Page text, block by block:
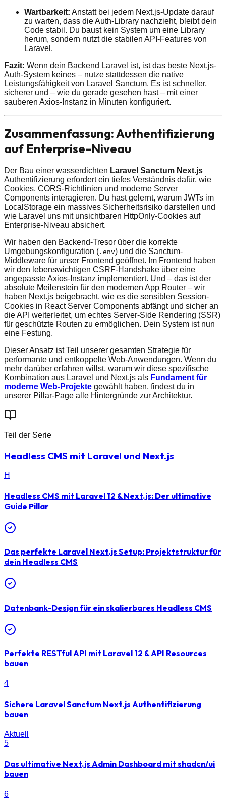
Wartbarkeit: Anstatt bei jedem Next.js-Update darauf
zu warten, dass die Auth-Library nachzieht, bleibt dein
Code stabil. Du baust kein System um eine Library
herum, sondern nutzt die stabilen API-Features von
Laravel.
Fazit: Wenn dein Backend Laravel ist, ist das beste Next.js-
Auth-System keines – nutze stattdessen die native
Leistungsfähigkeit von Laravel Sanctum. Es ist schneller,
sicherer und – wie du gerade gesehen hast – mit einer
sauberen Axios-Instanz in Minuten konfiguriert.
Zusammenfassung: Authentifizierung
auf Enterprise-Niveau
Der Bau einer wasserdichten Laravel Sanctum Next.js
Authentifizierung erfordert ein tiefes Verständnis dafür, wie
Cookies, CORS-Richtlinien und moderne Server
Components interagieren. Du hast gelernt, warum JWTs im
LocalStorage ein massives Sicherheitsrisiko darstellen und
wie Laravel uns mit unsichtbaren HttpOnly-Cookies auf
Enterprise-Niveau absichert.
Wir haben den Backend-Tresor über die korrekte
Umgebungskonfiguration ( .env) und die Sanctum-
Middleware für unser Frontend geöffnet. Im Frontend haben
wir den lebenswichtigen CSRF-Handshake über eine
angepasste Axios-Instanz implementiert. Und – das ist der
absolute Meilenstein für den modernen App Router – wir
haben Next.js beigebracht, wie es die sensiblen Session-
Cookies in React Server Components abfängt und sicher an
die API weiterleitet, um echtes Server-Side Rendering (SSR)
für geschützte Routen zu ermöglichen. Dein System ist nun
eine Festung.
Dieser Ansatz ist Teil unserer gesamten Strategie für
performante und entkoppelte Web-Anwendungen. Wenn du
mehr darüber erfahren willst, warum wir diese spezifische
Kombination aus Laravel und Next.js als Fundament für
moderne Web-Projekte gewählt haben, findest du in
unserer Pillar-Page alle Hintergründe zur Architektur.
Teil der Serie
Headless CMS mit Laravel und Next.js
H
Headless CMS mit Laravel 12 & Next.js: Der ultimative
Guide Pillar
Das perfekte Laravel Next.js Setup: Projektstruktur für
dein Headless CMS
Datenbank-Design für ein skalierbares Headless CMS
Perfekte RESTful API mit Laravel 12 & API Resources
bauen
4
Sichere Laravel Sanctum Next.js Authentifizierung
bauen
Aktuell
5
Das ultimative Next.js Admin Dashboard mit shadcn/ui
bauen
6